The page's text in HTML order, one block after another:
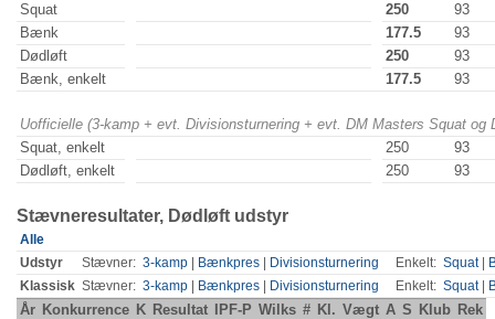
Squat
250
93
Bænk
177.5
93
Dødløft
250
93
Bænk, enkelt
177.5 93
Uofficielle (3-kamp + evt. Divisionsturnering + evt. DM Masters Squat
Squat, enkelt
250
93
Dødløft, enkelt
250 93
Stævneresultater, Dødløft udstyr
Alle
Udstyr
Stævner: 3-kamp Bænkpres Divisionsturnering Enkelt: Squat|
Klassisk Stævner: 3-kamp Bænkpres Divisionsturnering Enkelt: Squat|
År Konkurrence K Resultat IPF-P Wilks # Kl. Vægt A S Klub Rek